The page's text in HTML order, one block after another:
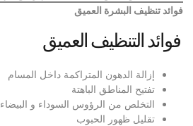
فوائد تنظيف البشرة العميق
فوائد التنظيف العميق
إزالة الدهون المتراكمة داخل المسام
تفتيح المناطق الباهتة
التخلص من الرؤوس السوداء و البيضاء
تقليل ظهور الحبوب